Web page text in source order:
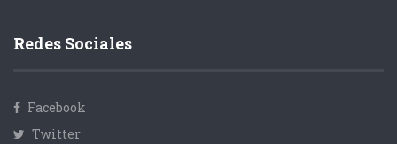
Redes Sociales
Facebook
Twitter